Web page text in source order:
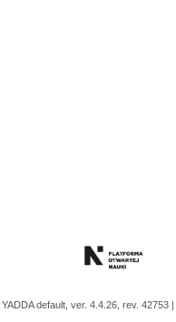
YADDAdefault, ver. 4.4.26, rev. 42753 |